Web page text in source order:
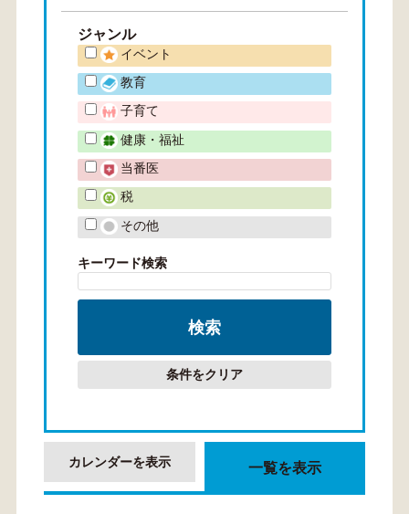
ジャンル
イベント
教育
子育て
健康・福祉
当番医
税
その他
キーワード検索
条件をクリア
カレンダーを表示 一覧を表示